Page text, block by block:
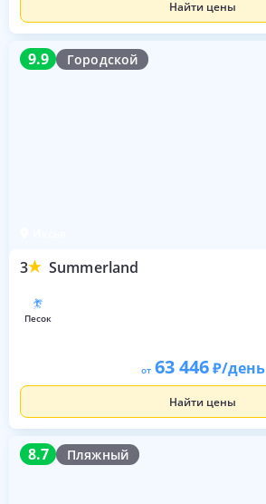
Найти цены
9.9 Городской
3 Summerland
9.9
песок
от 63 446 /день
Найти цены
8.7 Пляжный
8.7